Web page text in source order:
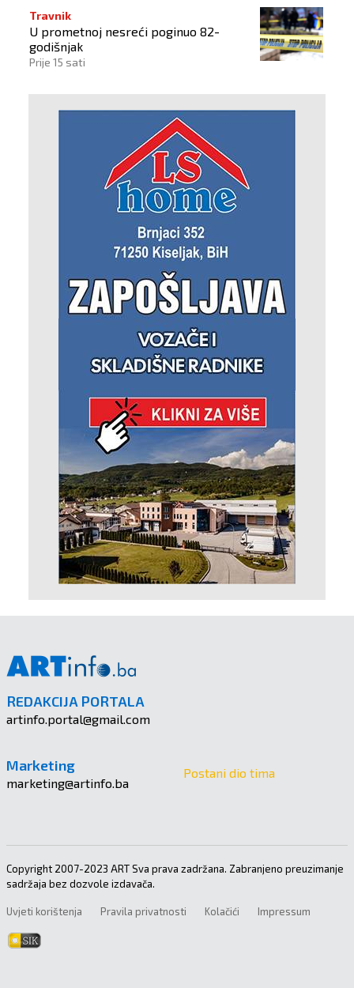
Travnik
U prometnoj nesreći poginuo 82-
godišnjak
Prije 15 sati
REDAKCIJA PORTALA
artinfo.portal@gmail.com
Marketing
marketing@artinfo.ba
Postani dio tima
Copyright 2007-2023 ART Sva prava zadržana. Zabranjeno preuzimanje
sadržaja bez dozvole izdavača.
Uvjeti korištenja Pravila privatnosti Kolačići Impressum